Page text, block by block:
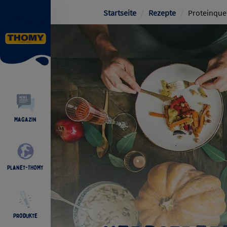
Magazin
Planet-THOMY
Produkte
Startseite Rezepte